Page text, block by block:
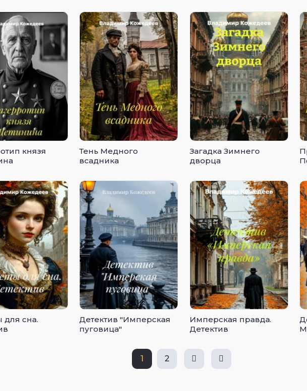
князя
Тень Медного
всадника
Загадка Зимнего
дворца
для сна.
Детектив "Имперская
пуговица"
Имперская правда.
Детектив
1 2